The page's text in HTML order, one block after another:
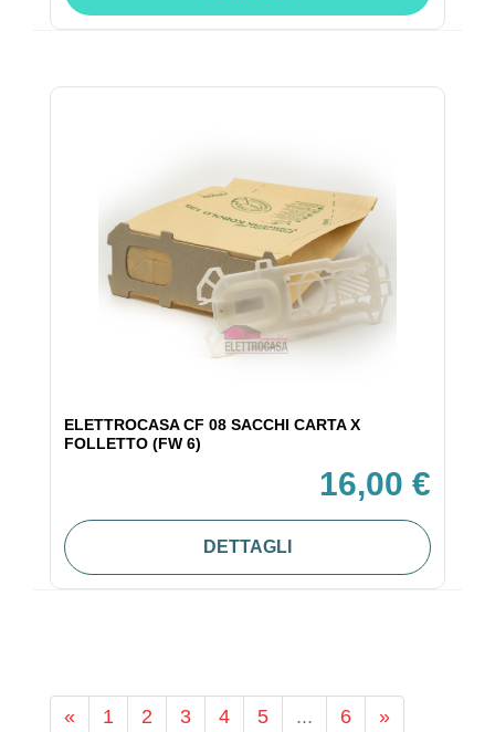
ELETTROCASA CF 08 SACCHI CARTA X
FOLLETTO (FW 6)
16,00 €
DETTAGLI
« 1 2 3 4 5 ... 6 »